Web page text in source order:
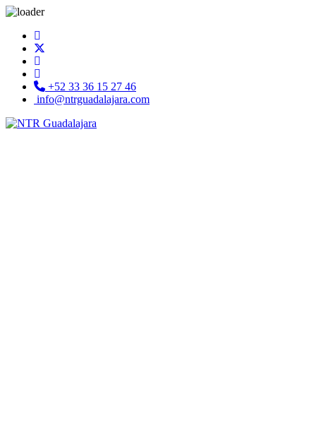
+52 33 36 15 27 46
info@ntrguadalajara.com